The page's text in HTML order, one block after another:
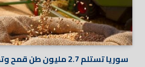
سوريا تستلم 2.7 مليون طن قمح وتحقق فائضاً بالإنتاج